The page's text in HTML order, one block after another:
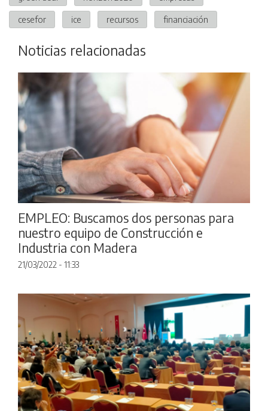
cesefor ice recursos financiación
Noticias relacionadas
EMPLEO: Buscamos dos personas para
nuestro equipo de Construcción e
Industria con Madera
21/03/2022 - 11:33